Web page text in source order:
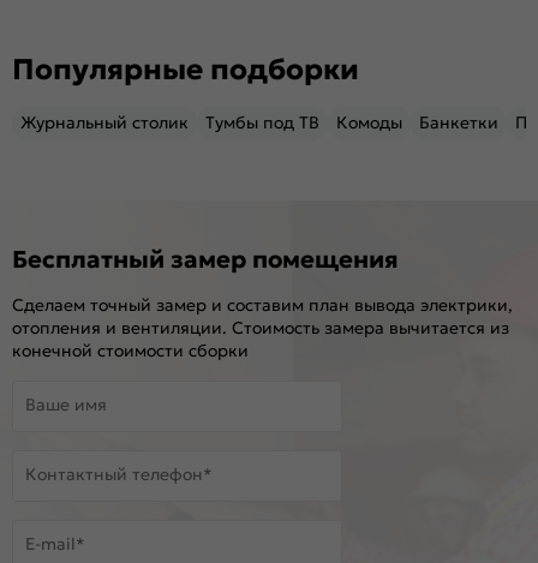
Популярные подборки
Журнальный столик Тумбы под ТВ Комоды Банкетки
Бесплатный замер помещения
Сделаем точный замер и составим план вывода электрики,
отопления и вентиляции. Стоимость замера вычитается из
конечной стоимости сборки
Ваше имя
Контактный телефон*
E-mail*